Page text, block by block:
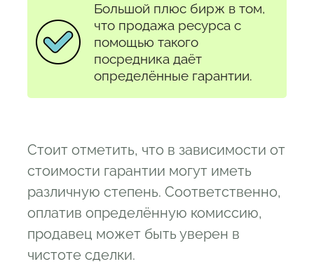
Большой плюс бирж в том,
что продажа ресурса с
помощью такого
посредника даёт
определённые гарантии.
Стоит отметить, что в зависимости от
стоимости гарантии могут иметь
различную степень. Соответственно,
оплатив определённую комиссию,
продавец может быть уверен в
чистоте сделки.